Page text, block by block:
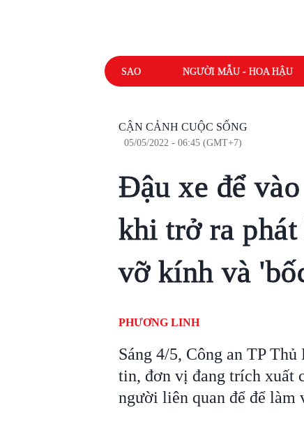
SAO NGƯỜI MẪU - HOA HẬU
CẬN CẢNH CUỘC SỐNG
05/05/2022 - 06:45 (GMT+7)
Đậu xe để
khi trở ra
vỡ kính và
PHƯƠNG LINH
Sáng 4/5, Công an TP
tin, đơn vị đang trích xuất
người liên quan để để làm